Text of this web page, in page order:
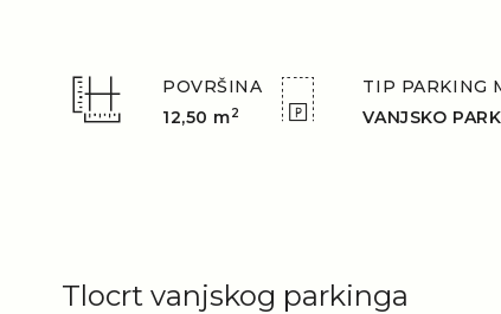
POVRŠINA
12,50 m2
TIP PARKING
VANJSKO
Tlocrt vanjskog parkinga